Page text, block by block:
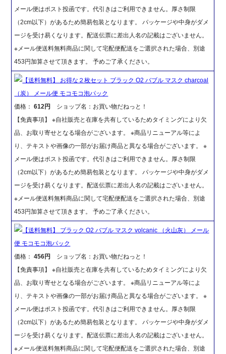
メール便はポスト投函です。代引きはご利用できません。厚さ制限
（2cm以下）があるため簡易包装となります。 パッケージや中身がダメ
ージを受け易くなります。配送伝票に差出人名の記載はございません。
※メール便送料無料商品に関して宅配便配送をご選択された場合、別途
453円加算させて頂きます。 予めご了承ください。
【送料無料】 お得な２枚セット ブラック O2 バブル マスク charcoal
（炭） メール便 モコモコ泡パック
価格：612円
ショップ名：お買い物だねっと！
【免責事項】 ※自社販売と在庫を共有しているためタイミングにより欠
品、お取り寄せとなる場合がございます。 ※商品リニューアル等によ
り、テキストや画像の一部がお届け商品と異なる場合がございます。 ※
メール便はポスト投函です。代引きはご利用できません。厚さ制限
（2cm以下）があるため簡易包装となります。 パッケージや中身がダメ
ージを受け易くなります。配送伝票に差出人名の記載はございません。
※メール便送料無料商品に関して宅配便配送をご選択された場合、別途
453円加算させて頂きます。 予めご了承ください。
【送料無料】 ブラック O2 バブル マスク volcanic （火山灰） メール
便 モコモコ泡パック
価格：456円
ショップ名：お買い物だねっと！
【免責事項】 ※自社販売と在庫を共有しているためタイミングにより欠
品、お取り寄せとなる場合がございます。 ※商品リニューアル等によ
り、テキストや画像の一部がお届け商品と異なる場合がございます。 ※
メール便はポスト投函です。代引きはご利用できません。厚さ制限
（2cm以下）があるため簡易包装となります。 パッケージや中身がダメ
ージを受け易くなります。配送伝票に差出人名の記載はございません。
※メール便送料無料商品に関して宅配便配送をご選択された場合、別途